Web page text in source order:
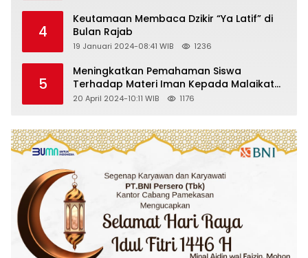
4
Keutamaan Membaca Dzikir “Ya Latif” di
Bulan Rajab
19 Januari 2024-08:41 WIB 1236
5
Meningkatkan Pemahaman Siswa
Terhadap Materi Iman Kepada Malaikat
Allah Melalui Metode Pembelajaran
20 April 2024-10:11 WIB 1176